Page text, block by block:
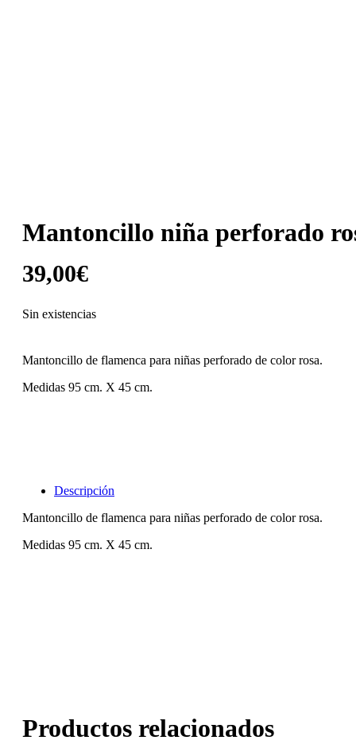
Mantoncillo niña perforado
39,00€
Sin existencias
Mantoncillo de flamenca para niñas perforado de color rosa.
Medidas 95 cm. X 45 cm.
Descripción
Mantoncillo de flamenca para niñas perforado de color rosa.
Medidas 95 cm. X 45 cm.
Productos relacionados